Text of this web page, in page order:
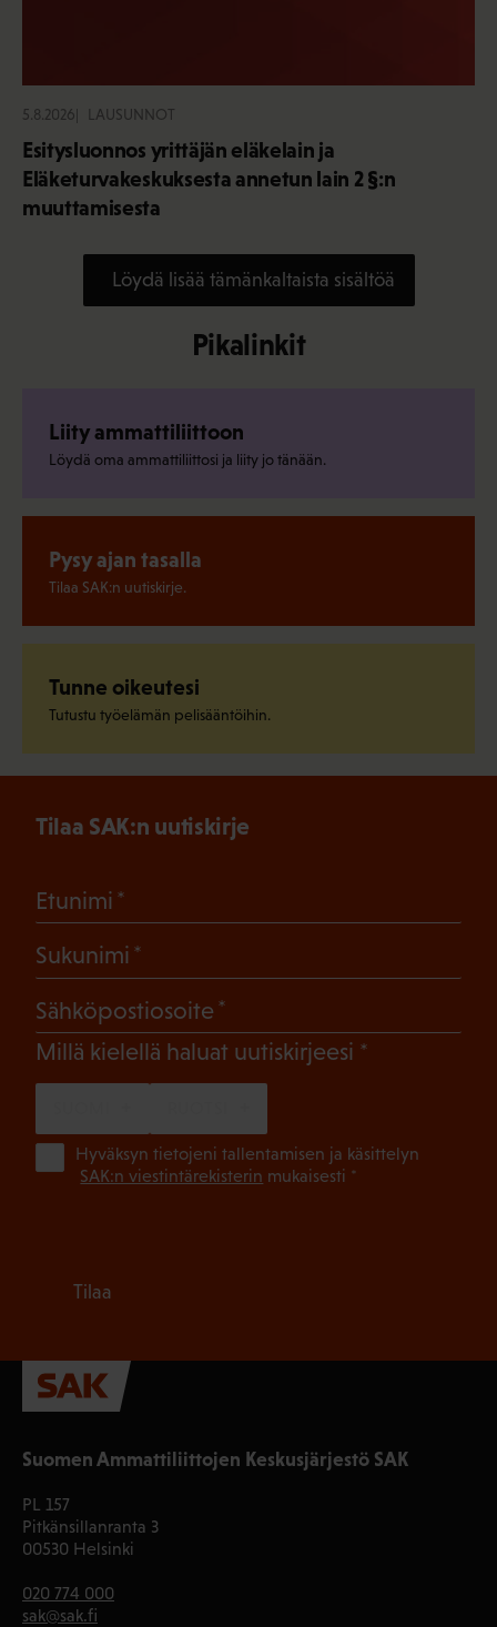
5.8.2026 LAUSUNNOT
Esitysluonnos yrittäjän eläkelain ja
Eläketurvakeskuksesta annetun lain 2 §:n
muuttamisesta
Löydä lisää tämänkaltaista sisältöä
Pikalinkit
Liity ammattiliittoon
Löydä oma ammattiliittosi ja liity jo tänään.
Pysy ajan tasalla
Tilaa SAK:n uutiskirje.
Tunne oikeutesi
Tutustu työelämän pelisääntöihin.
Suomen Ammattiliittojen Keskusjärjestö SAK
PL 157
Pitkänsillanranta 3
00530 Helsinki
020 774 000
sak@sak.fi
Tilaa SAK:n uutiskirje
Etunimi
Sukunimi
Sähköpostiosoite
Millä kielellä haluat uutiskirjeesi (Pakollinen)
Hyväksyn tietojeni tallentamisen ja käsittelyn
SAK:n viestintärekisterin mukaisesti *
Tilaa